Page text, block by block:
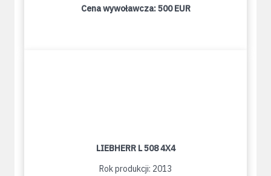
Cena wywoławcza:500 EUR
LIEBHERR L 508 4X4
Rok produkcji: 2013